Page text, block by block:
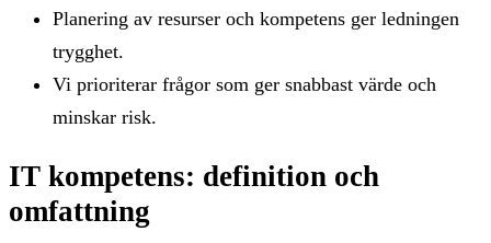
Planering av resurser och kompetens ger ledningen
trygghet.
Vi prioriterar frågor som ger snabbast värde och
minskar risk.
IT kompetens: definition och
omfattning